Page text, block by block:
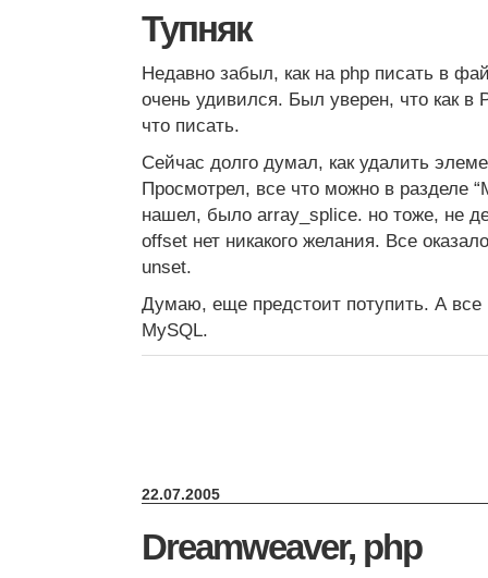
Тупняк
Недавно забыл, как на php писать в
очень удивился. Был уверен, что как
что писать.
Сейчас долго думал, как удалить
Просмотрел, все что можно в разделе
нашел, было array_splice. но тоже, не
offset нет никакого желания. Все
unset.
Думаю, еще предстоит потупить. А все
MySQL.
22.07.2005
Dreamweaver, php